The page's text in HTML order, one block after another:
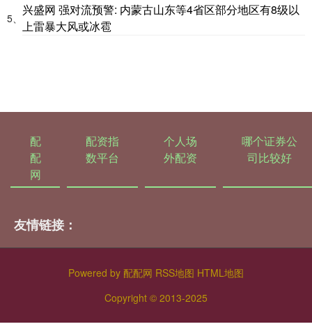
5、
兴盛网 强对流预警: 内蒙古山东等4省区部分地区有8级以
上雷暴大风或冰雹
配
配
网
配资指
数平台
个人场
外配资
哪个证券公
司比较好
友情链接：
Powered by 配配网 RSS地图 HTML地图
Copyright © 2013-2025